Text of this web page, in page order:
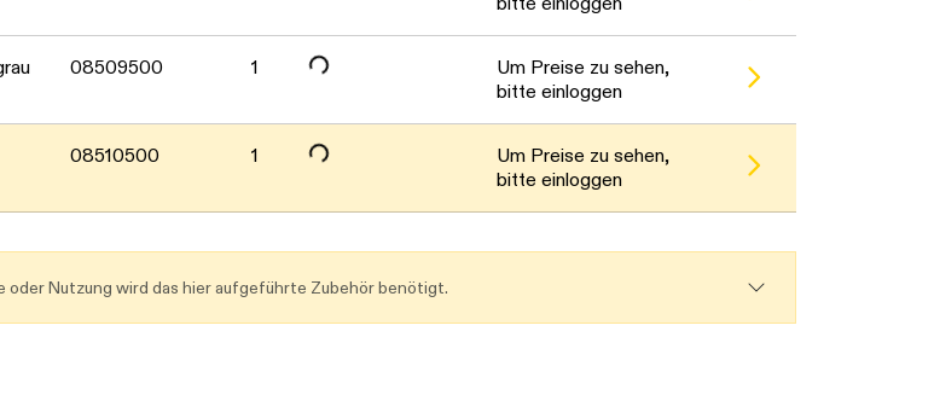
Daten werden geladen. Bitte warten...
08509500 1 Daten werden geladen. Bitte warten...
Um Preise zu sehen,
bitte einloggen
08510500 1 Daten werden geladen. Bitte warten...
Um Preise zu sehen,
bitte einloggen
Nutzung wird das hier aufgeführte Zubehör benötigt.